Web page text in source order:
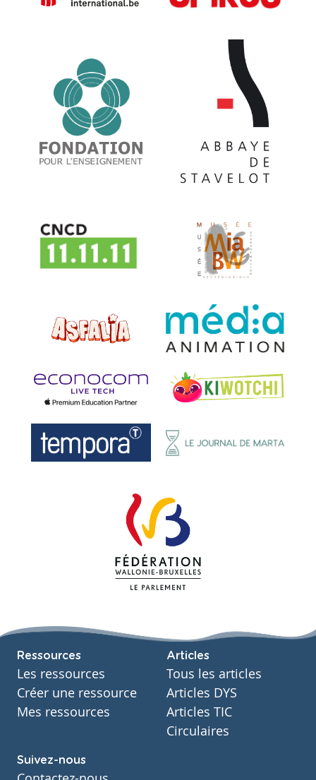
Ressources
Les ressources
Créer une ressource
Mes ressources
Articles
Tous les articles
Articles DYS
Articles TIC
Circulaires
Suivez-nous